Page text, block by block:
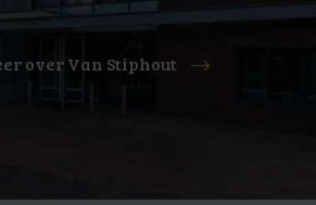
over Van Stiphout